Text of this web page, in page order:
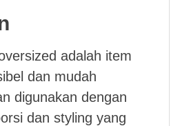
adalah item
dan mudah
digunakan dengan
dan styling yang